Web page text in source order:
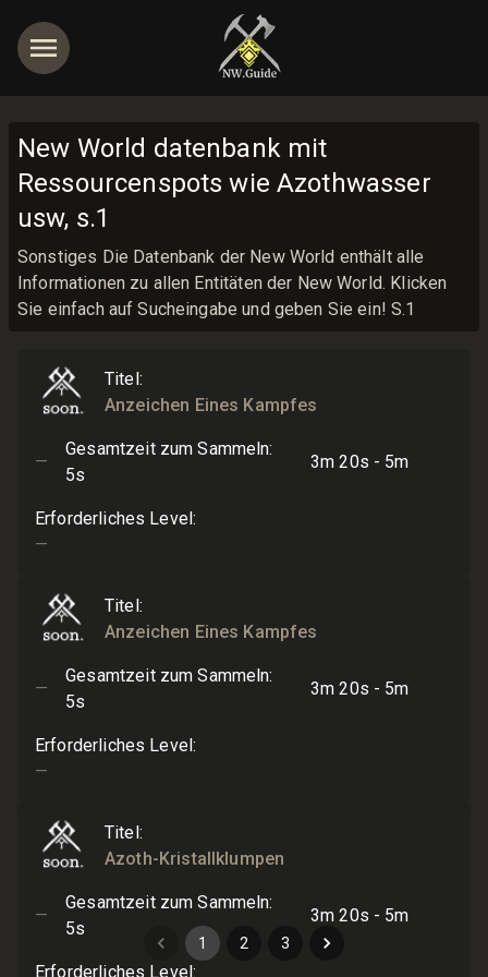
New World datenbank mit
Ressourcenspots wie Azothwasser
usw, s.1
Sonstiges Die Datenbank der New World enthält alle
Informationen zu allen Entitäten der New World. Klicken
Sie einfach auf Sucheingabe und geben Sie ein! S.1
Titel:
Anzeichen Eines Kampfes
—
Gesamtzeit zum Sammeln:
5s
3m 20s - 5m
Erforderliches Level:
—
Titel:
Anzeichen Eines Kampfes
—
Gesamtzeit zum Sammeln:
5s
3m 20s - 5m
Erforderliches Level:
—
Titel:
Azoth-Kristallklumpen
—
Gesamtzeit zum Sammeln:
5s
3m 20s - 5m
Erforderliches Level:
1 2 3